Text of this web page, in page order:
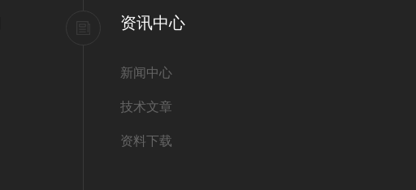
资讯中心
新闻中心
技术文章
资料下载